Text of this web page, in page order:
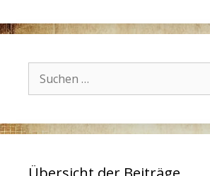
nach: